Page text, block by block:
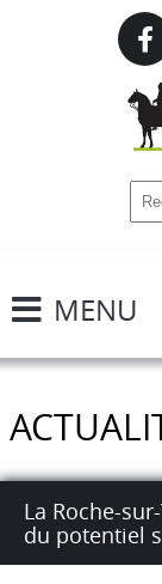
MENU
La Roche-
du potentiel